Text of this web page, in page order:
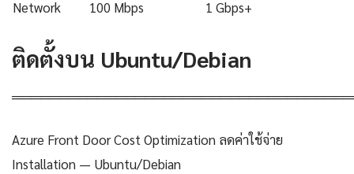
Network 100 Mbps 1 Gbps+
ติดตั้งบน Ubuntu/Debian
Azure Front Door Cost Optimization ลดค่าใช้จ่าย
Installation — Ubuntu/Debian